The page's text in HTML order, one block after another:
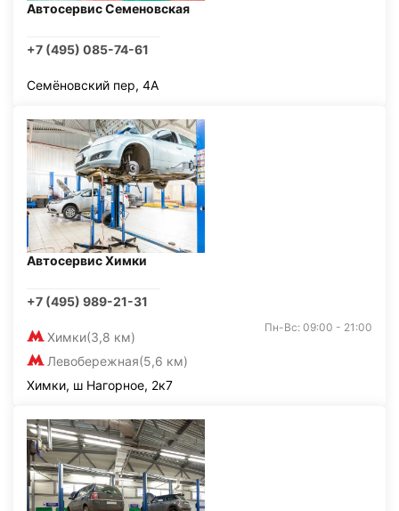
Автосервис Семеновская
+7 (495) 085-74-61
Семёновский пер, 4А
Автосервис Химки
+7 (495) 989-21-31
Химки(3,8 км)
Левобережная(5,6 км)
Пн-Вс: 09:00 - 21:00
Химки, ш Нагорное, 2к7